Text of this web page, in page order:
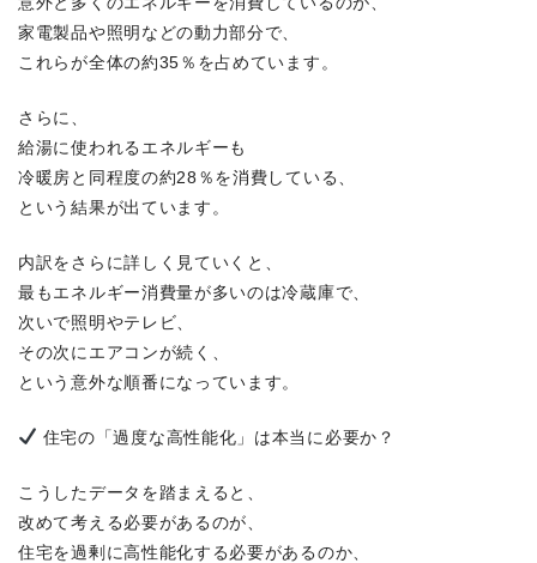
家電製品や照明などの動力部分で、
これらが全体の約35％を占めています。
さらに、
給湯に使われるエネルギーも
冷暖房と同程度の約28％を消費している、
という結果が出ています。
内訳をさらに詳しく見ていくと、
最もエネルギー消費量が多いのは冷蔵庫で、
次いで照明やテレビ、
その次にエアコンが続く、
という意外な順番になっています。
住宅の「過度な高性能化」は本当に必要か？
こうしたデータを踏まえると、
改めて考える必要があるのが、
住宅を過剰に高性能化する必要があるのか、